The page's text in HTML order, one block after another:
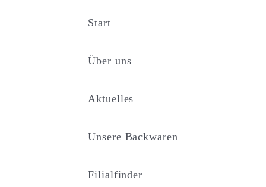
Start
Über uns
Aktuelles
Unsere Backwaren
Filialfinder